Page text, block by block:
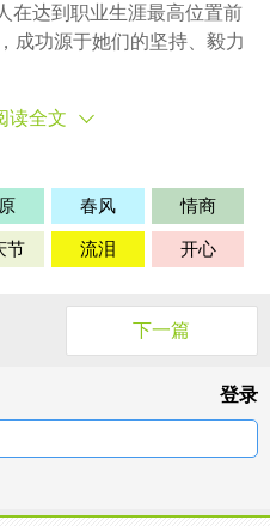
在达到职业生涯最高位置前
，成功源于她们的坚持、毅力
读全文
春风 情商
节 流泪 开心
下一篇
登录